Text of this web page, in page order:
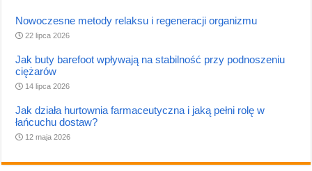
Nowoczesne metody relaksu i regeneracji organizmu
22 lipca 2026
Jak buty barefoot wpływają na stabilność przy podnoszeniu
ciężarów
14 lipca 2026
Jak działa hurtownia farmaceutyczna i jaką pełni rolę w
łańcuchu dostaw?
12 maja 2026